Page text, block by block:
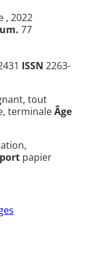
, 2022
77
ISSN 2263-
tout
terminaleÂge
papier